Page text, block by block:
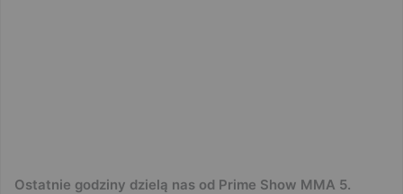
Ostatnie godziny dzielą nas od Prime Show MMA 5.